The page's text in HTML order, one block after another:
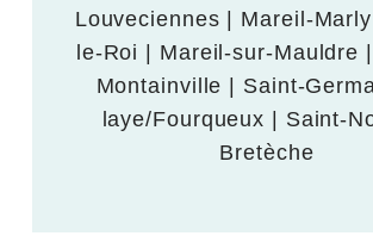
Louveciennes | Mareil-
le-Roi | Mareil-sur-Mauldre |
Montainville | Saint-
laye/Fourqueux | Saint-
Bretèche